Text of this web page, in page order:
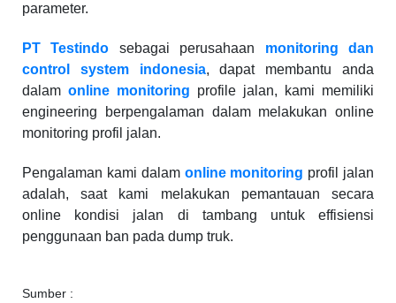
parameter.
PT Testindo sebagai perusahaan monitoring dan
control system indonesia, dapat membantu anda
dalam online monitoring profile jalan, kami memiliki
engineering berpengalaman dalam melakukan online
monitoring profil jalan.
Pengalaman kami dalam online monitoring profil jalan
adalah, saat kami melakukan pemantauan secara
online kondisi jalan di tambang untuk effisiensi
penggunaan ban pada dump truk.
Sumber :